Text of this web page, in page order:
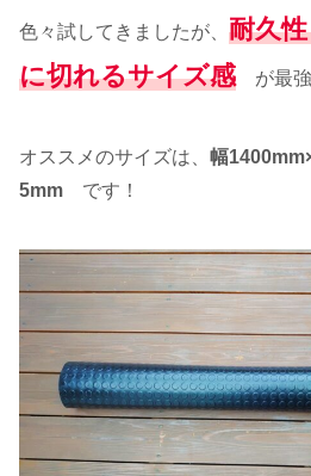
色々試してきましたが、 耐久
に切れるサイズ感 が最強
オススメのサイズは、 幅
5mm です！